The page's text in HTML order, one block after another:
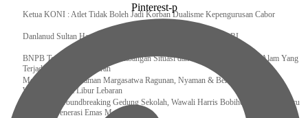
Ketua KONI : Atlet Tidak Boleh Jadi Korban Dualisme Kepengurusan Cabor
Danlanud Sultan Hasanuddin Ikuti Exit Meeting Bersama BPK RI
BNPB Terus Memantau Perkembangan Situasi dan Penanganan Bencana Alam Yang
Terjadi di Beberapa Daerah
Menpar Pastikan Taman Margasatwa Ragunan, Nyaman & Bersih di Kunjungi
Wisatawan Saat Libur Lebaran
Resmikan Groundbreaking Gedung Sekolah, Wawali Harris Bobihoe : Tonggak Baru
Ciptakan Generasi Emas Masa Depan
Pinterest-p